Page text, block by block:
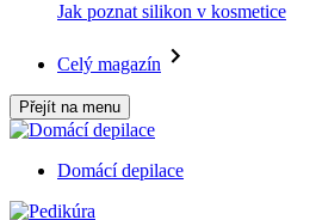
Jak poznat silikon v kosmetice
Celý magazín
Přejít na menu
Domácí depilace